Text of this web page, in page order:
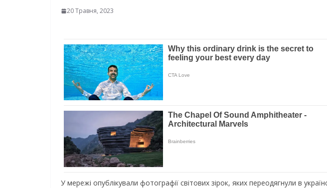
20 Травня, 2023
У мережі опублікували фотографії світових зірок, яких переодягнули в